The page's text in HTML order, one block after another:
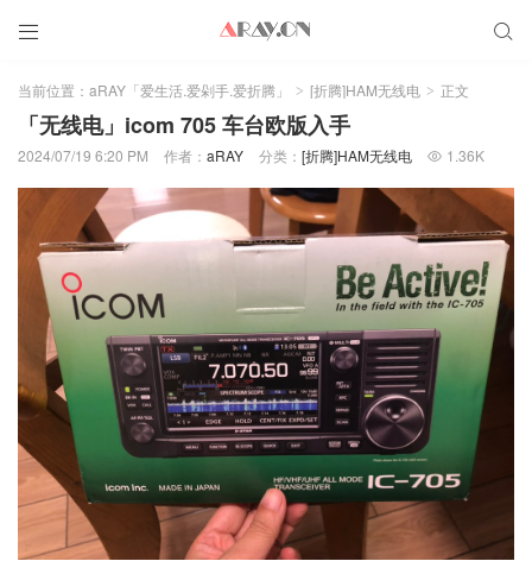
 
当前位置： aRAY「爱生活.爱剁手.爱折腾」 > [折腾]HAM无线电 > 正文
「无线电」icom 705 车台欧版入手
2024/07/19 6:20 PM 作者： aRAY 分类： [折腾]HAM无线电  1.36K